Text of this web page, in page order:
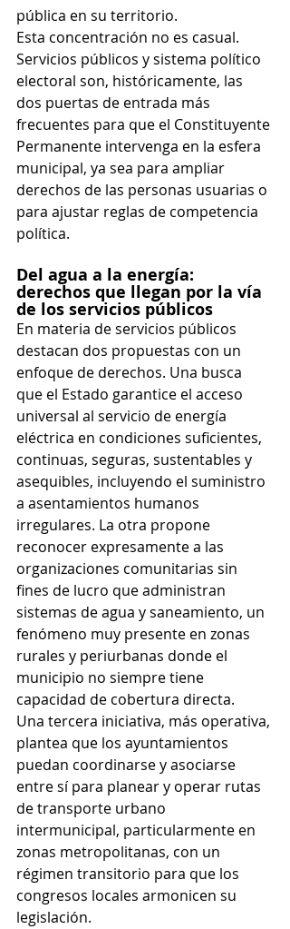
pública en su territorio.
Esta concentración no es casual.
Servicios públicos y sistema político
electoral son, históricamente, las
dos puertas de entrada más
frecuentes para que el Constituyente
Permanente intervenga en la esfera
municipal, ya sea para ampliar
derechos de las personas usuarias o
para ajustar reglas de competencia
política.
Del agua a la energía:
derechos que llegan por la vía
de los servicios públicos
En materia de servicios públicos
destacan dos propuestas con un
enfoque de derechos. Una busca
que el Estado garantice el acceso
universal al servicio de energía
eléctrica en condiciones suficientes,
continuas, seguras, sustentables y
asequibles, incluyendo el suministro
a asentamientos humanos
irregulares. La otra propone
reconocer expresamente a las
organizaciones comunitarias sin
fines de lucro que administran
sistemas de agua y saneamiento, un
fenómeno muy presente en zonas
rurales y periurbanas donde el
municipio no siempre tiene
capacidad de cobertura directa.
Una tercera iniciativa, más operativa,
plantea que los ayuntamientos
puedan coordinarse y asociarse
entre sí para planear y operar rutas
de transporte urbano
intermunicipal, particularmente en
zonas metropolitanas, con un
régimen transitorio para que los
congresos locales armonicen su
legislación.